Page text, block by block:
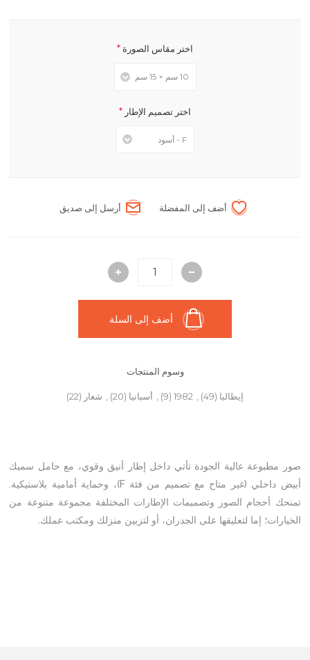
اختر مقاس الصورة *
اختر تصميم الإطار *
أضف إلى المفضلة أرسل إلى صديق
أضف إلى السلة
وسوم المنتجات
إيطاليا (49)
,
1982
(9)
, أسبانيا (20)
, شعار (22)
صور مطبوعة عالية الجودة تأتي داخل إطار أنيق وقوي، مع حامل سميك
أبيض داخلي (غير متاح مع تصميم من فئة F)، وحماية أمامية بلاستيكية.
تمنحك أحجام الصور وتصميمات الإطارات المختلفة مجموعة متنوعة من
الخيارات؛ إما لتعليقها على الجدران، أو لتزيين منزلك ومكتب عملك.